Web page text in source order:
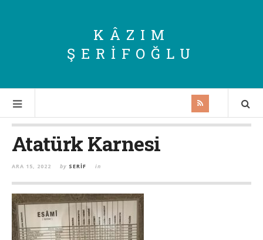
KÂZIM
ŞERIFOĞLU
Atatürk Karnesi
ARA 15, 2022 by SERIF in